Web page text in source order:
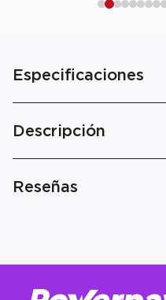
Especificaciones
Descripción
Reseñas